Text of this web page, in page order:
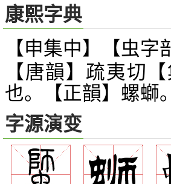
康熙字典
【申集中】【虫字
【唐韻】疏夷切
也。【正韻】螺螄。
字源演变